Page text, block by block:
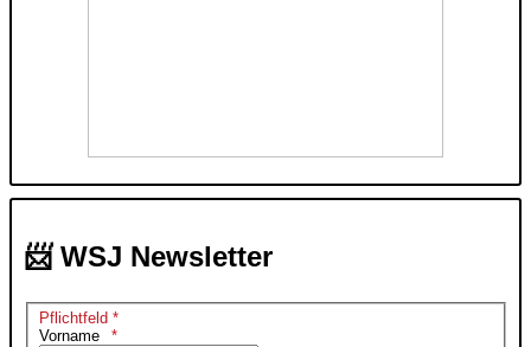
📨 WSJ Newsletter
Pflichtfeld *
Vorname